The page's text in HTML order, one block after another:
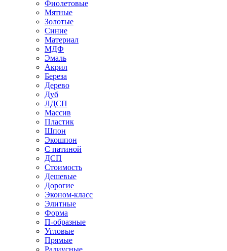
Фиолетовые
Мятные
Золотые
Синие
Материал
МДФ
Эмаль
Акрил
Береза
Дерево
Дуб
ЛДСП
Массив
Пластик
Шпон
Экошпон
С патиной
ДСП
Стоимость
Дешевые
Дорогие
Эконом-класс
Элитные
Форма
П-образные
Угловые
Прямые
Радиусные